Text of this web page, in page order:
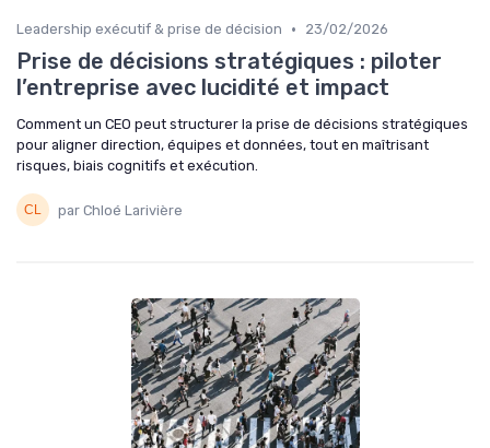
Leadership exécutif & prise de décision • 23/02/2026
Prise de décisions stratégiques : piloter
l’entreprise avec lucidité et impact
Comment un CEO peut structurer la prise de décisions stratégiques
pour aligner direction, équipes et données, tout en maîtrisant
risques, biais cognitifs et exécution.
par Chloé Larivière